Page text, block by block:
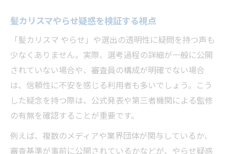
髪カリスマやらせ疑惑を検証する視点
「髪カリスマ やらせ」や選出の透明性に疑問を持つ声も
少なくありません。実際、選考過程の詳細が一般に公開
されていない場合や、審査員の構成が明確でない場合
は、信頼性に不安を感じる利用者も多いでしょう。こう
した疑念を持つ際は、公式発表や第三者機関による監修
の有無を確認することが重要です。
例えば、複数のメディアや業界団体が関与しているか、
審査基準が事前に公開されているかなどが、やらせ疑惑